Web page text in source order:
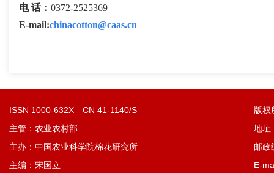
电 话： 0372-2525369
E-mail:chinacotton@caas.cn
ISSN 1000-632X CN 41-1140/S
主管：农业农村部
主办：中国农业科学院棉花研究所
主编：宋国立
版权
地址
邮
E-